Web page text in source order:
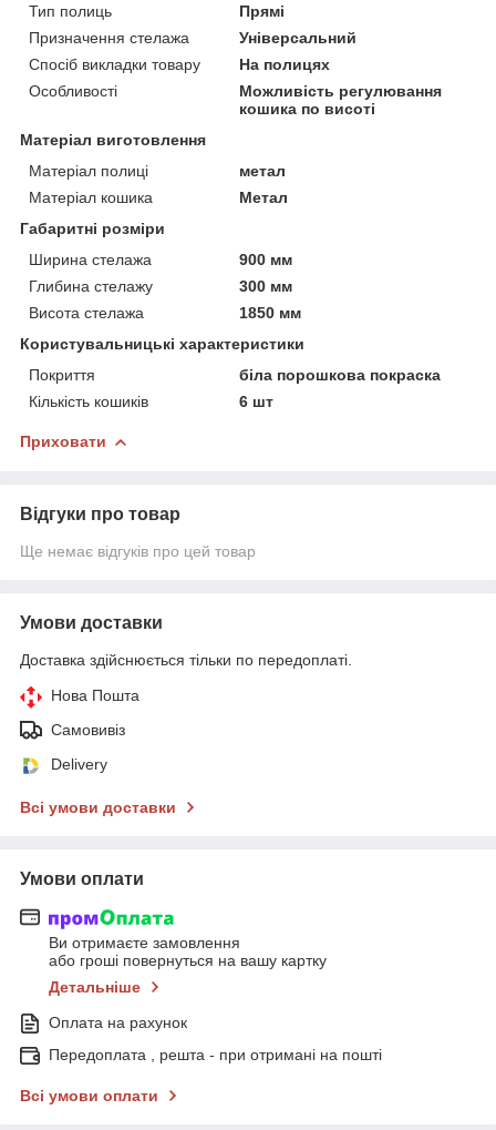
Тип полиць
Прямі
Призначення стелажа
Універсальний
Спосіб викладки товару
На полицях
Особливості
Можливість регулювання
кошика по висоті
Матеріал виготовлення
Матеріал полиці
метал
Матеріал кошика
Метал
Габаритні розміри
Ширина стелажа
900 мм
Глибина стелажу
300 мм
Висота стелажа
1850 мм
Користувальницькі характеристики
Покриття
біла порошкова покраска
Кількість кошиків
6 шт
Приховати
Відгуки про товар
Ще немає відгуків про цей товар
Умови доставки
Доставка здійснюється тільки по передоплаті.
Нова Пошта
Самовивіз
Delivery
Всі умови доставки
Умови оплати
Ви отримаєте замовлення
або гроші повернуться на вашу картку
Детальніше
Оплата на рахунок
Передоплата , решта - при отримані на пошті
Всі умови оплати